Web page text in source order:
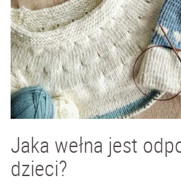
Jaka wełna jest
dzieci?